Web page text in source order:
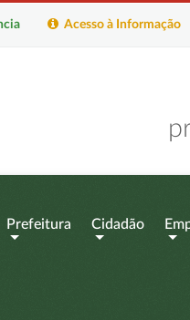
Acesso à Informação
Prefeitura Cidadão